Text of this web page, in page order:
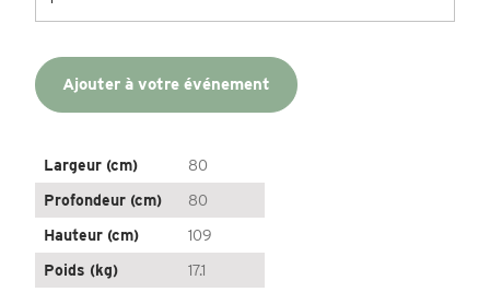
Ajouter à votre événement
Largeur (cm)
80
Profondeur (cm)
80
Hauteur (cm)
109
Poids (kg)
17.1